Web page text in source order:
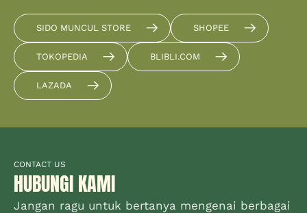
SIDO MUNCUL STORE SHOPEE
TOKOPEDIA BLIBLI.COM
LAZADA
CONTACT US
HUBUNGI KAMI
Jangan ragu untuk bertanya mengenai berbagai